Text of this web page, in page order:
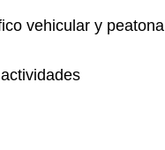
vehicular y peatonal